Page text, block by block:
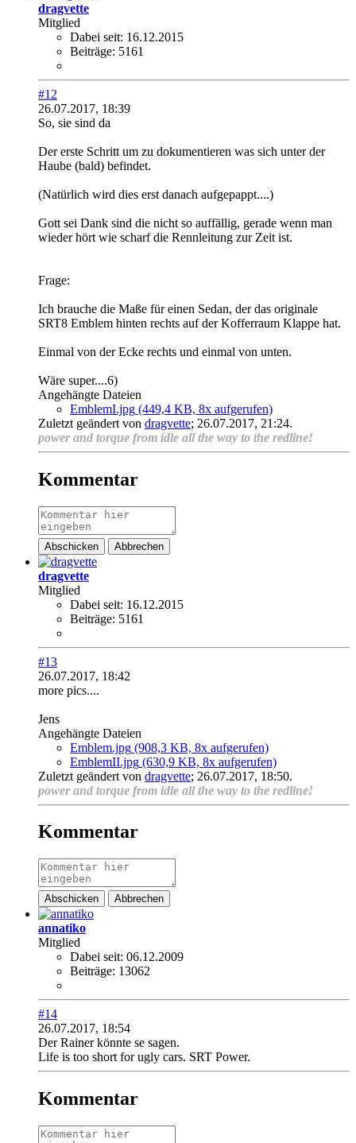
dragvette
Mitglied
Dabei seit: 16.12.2015
Beiträge: 5161
#12
26.07.2017, 18:39
So, sie sind da
Der erste Schritt um zu dokumentieren was sich unter der
Haube (bald) befindet.
(Natürlich wird dies erst danach aufgepappt....)
Gott sei Dank sind die nicht so auffällig, gerade wenn man
wieder hört wie scharf die Rennleitung zur Zeit ist.
Frage:
Ich brauche die Maße für einen Sedan, der das originale
SRT8 Emblem hinten rechts auf der Kofferraum Klappe hat.
Einmal von der Ecke rechts und einmal von unten.
Wäre super....6)
Angehängte Dateien
EmblemI.jpg (449,4 KB, 8x aufgerufen)
Zuletzt geändert von dragvette; 26.07.2017, 21:24.
power and torque from idle all the way to the redline!
Kommentar
Abschicken Abbrechen
dragvette
Mitglied
Dabei seit: 16.12.2015
Beiträge: 5161
#13
26.07.2017, 18:42
more pics....
Jens
Angehängte Dateien
Emblem.jpg (908,3 KB, 8x aufgerufen)
EmblemII.jpg (630,9 KB, 8x aufgerufen)
Zuletzt geändert von dragvette; 26.07.2017, 18:50.
power and torque from idle all the way to the redline!
Kommentar
Abschicken Abbrechen
annatiko
Mitglied
Dabei seit: 06.12.2009
Beiträge: 13062
#14
26.07.2017, 18:54
Der Rainer könnte se sagen.
Life is too short for ugly cars. SRT Power.
Kommentar